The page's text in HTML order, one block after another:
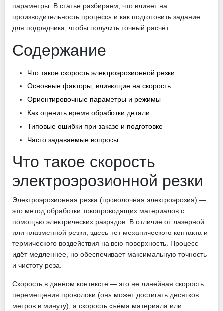
параметры. В статье разбираем, что влияет на
производительность процесса и как подготовить задание
для подрядчика, чтобы получить точный расчёт.
Содержание
Что такое скорость электроэрозионной резки
Основные факторы, влияющие на скорость
Ориентировочные параметры и режимы
Как оценить время обработки детали
Типовые ошибки при заказе и подготовке
Часто задаваемые вопросы
Что такое скорость
электроэрозионной резки
Электроэрозионная резка (проволочная электроэрозия) —
это метод обработки токопроводящих материалов с
помощью электрических разрядов. В отличие от лазерной
или плазменной резки, здесь нет механического контакта и
термического воздействия на всю поверхность. Процесс
идёт медленнее, но обеспечивает максимальную точность
и чистоту реза.
Скорость в данном контексте — это не линейная скорость
перемещения проволоки (она может достигать десятков
метров в минуту), а скорость съёма материала или